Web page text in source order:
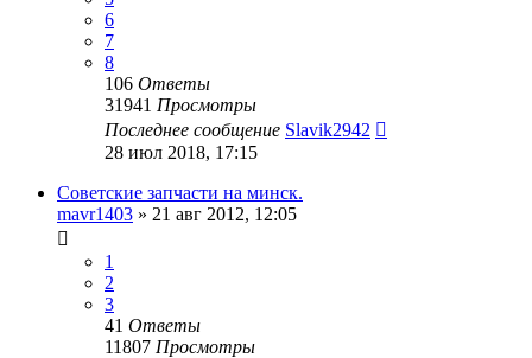
6
7
8
106 Ответы
31941 Просмотры
Последнее сообщение Slavik2942
28 июл 2018, 17:15
Советские запчасти на минск.
mavr1403 » 21 авг 2012, 12:05
1
2
3
41 Ответы
11807 Просмотры